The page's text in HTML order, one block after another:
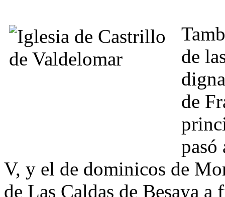
de
de
pasó
V, y el de dominicos de
de Las Caldas de Besaya